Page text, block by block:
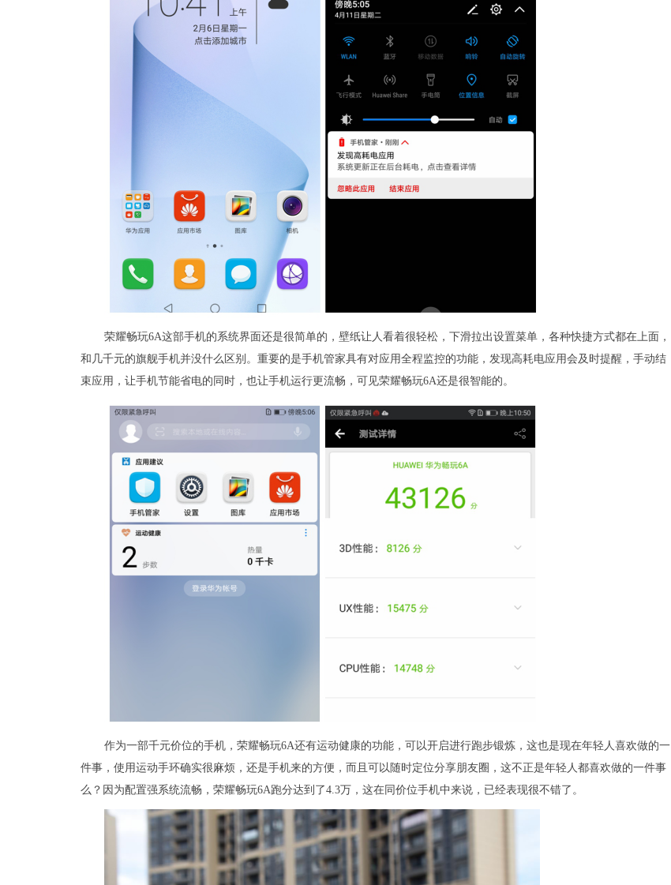
荣耀畅玩6A这部手机的系统界面还是很简单的，壁纸让人看着很轻松，下滑拉出设置菜单，各种快捷方式都在上面，
和几千元的旗舰手机并没什么区别。重要的是手机管家具有对应用全程监控的功能，发现高耗电应用会及时提醒，手动结
束应用，让手机节能省电的同时，也让手机运行更流畅，可见荣耀畅玩6A还是很智能的。
作为一部千元价位的手机，荣耀畅玩6A还有运动健康的功能，可以开启进行跑步锻炼，这也是现在年轻人喜欢做的一
件事，使用运动手环确实很麻烦，还是手机来的方便，而且可以随时定位分享朋友圈，这不正是年轻人都喜欢做的一件事
么？因为配置强系统流畅，荣耀畅玩6A跑分达到了4.3万，这在同价位手机中来说，已经表现很不错了。